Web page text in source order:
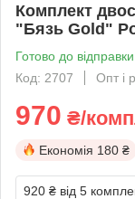
Комплект
"Бязь Gold"
Готово до відправки
Код: 2707
Опт і
970 ₴/
Економія 180 ₴
920 ₴ від 5